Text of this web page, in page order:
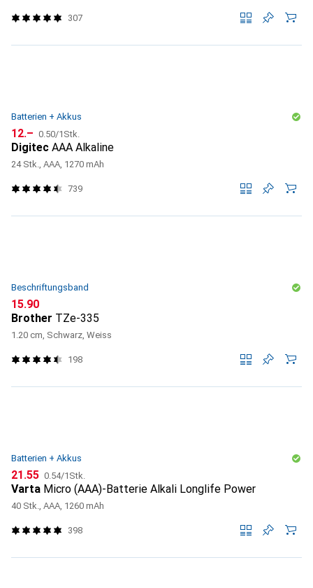
307
Batterien + Akkus
CHF
12.– CHF
0.50/1Stk.
Digitec AAA Alkaline
24 Stk., AAA, 1270 mAh
739
Beschriftungsband
CHF
15.90
Brother TZe-335
1.20 cm, Schwarz, Weiss
198
Batterien + Akkus
CHF
21.55 CHF
0.54/1Stk.
Varta Micro (AAA)-Batterie Alkali Longlife Power
40 Stk., AAA, 1260 mAh
398